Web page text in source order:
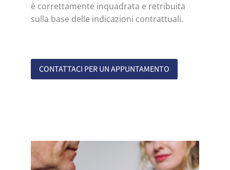
è correttamente inquadrata e retribuita
sulla base delle indicazioni contrattuali.
CONTATTACI PER UN APPUNTAMENTO